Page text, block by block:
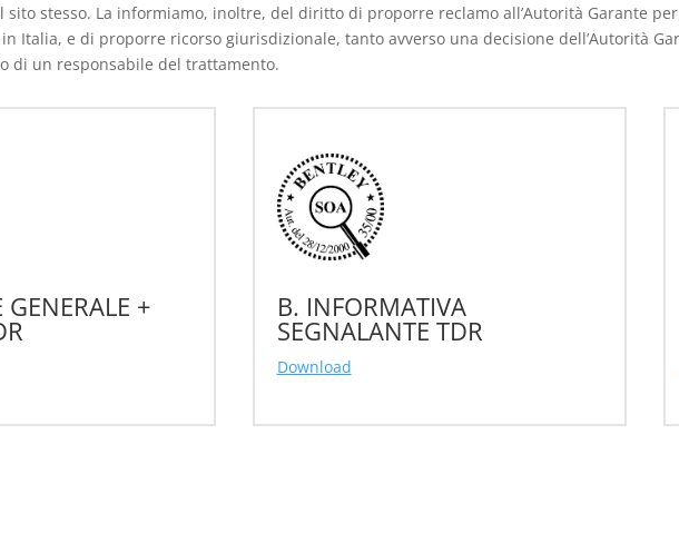
stesso. La informiamo, inoltre, del diritto di proporre reclamo all’Autorità Garante
Italia, e di proporre ricorso giurisdizionale, tanto avverso una decisione dell’Autorità
di un responsabile del trattamento.
+ B. INFORMATIVA
SEGNALANTE TDR
Download